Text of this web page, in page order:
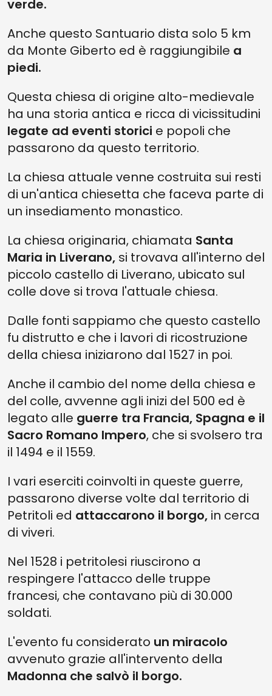
verde.
Anche questo Santuario dista solo 5 km
da Monte Giberto ed è raggiungibile a
piedi.
Questa chiesa di origine alto-medievale
ha una storia antica e ricca di vicissitudini
legate ad eventi storici e popoli che
passarono da questo territorio.
La chiesa attuale venne costruita sui resti
di un'antica chiesetta che faceva parte di
un insediamento monastico.
La chiesa originaria, chiamata Santa
Maria in Liverano, si trovava all'interno del
piccolo castello di Liverano, ubicato sul
colle dove si trova l'attuale chiesa.
Dalle fonti sappiamo che questo castello
fu distrutto e che i lavori di ricostruzione
della chiesa iniziarono dal 1527 in poi.
Anche il cambio del nome della chiesa e
del colle, avvenne agli inizi del 500 ed è
legato alle guerre tra Francia, Spagna e il
Sacro Romano Impero, che si svolsero tra
il 1494 e il 1559.
I vari eserciti coinvolti in queste guerre,
passarono diverse volte dal territorio di
Petritoli ed attaccarono il borgo, in cerca
di viveri.
Nel 1528 i petritolesi riuscirono a
respingere l'attacco delle truppe
francesi, che contavano più di 30.000
soldati.
L'evento fu considerato un miracolo
avvenuto grazie all'intervento della
Madonna che salvò il borgo.